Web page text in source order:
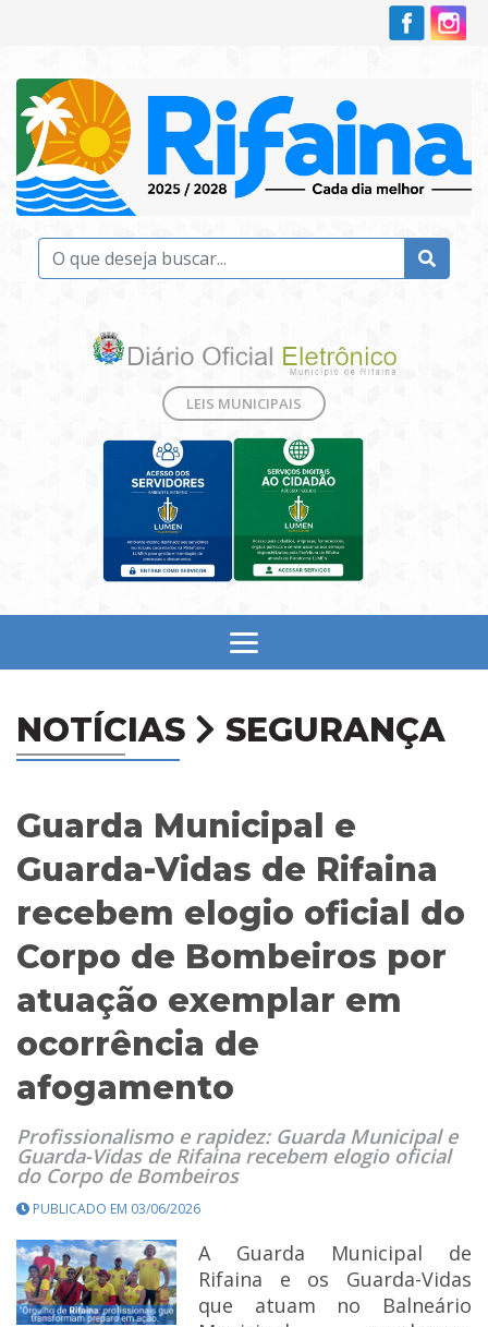
LEIS MUNICIPAIS
NOTÍCIAS SEGURANÇA
Guarda Municipal e
Guarda-Vidas de Rifaina
recebem elogio oficial do
Corpo de Bombeiros por
atuação exemplar em
ocorrência de
afogamento
Profissionalismo e rapidez: Guarda Municipal e
Guarda-Vidas de Rifaina recebem elogio oficial
do Corpo de Bombeiros
PUBLICADO EM 03/06/2026
A Guarda Municipal de
Rifaina e os Guarda-Vidas
que atuam no Balneário